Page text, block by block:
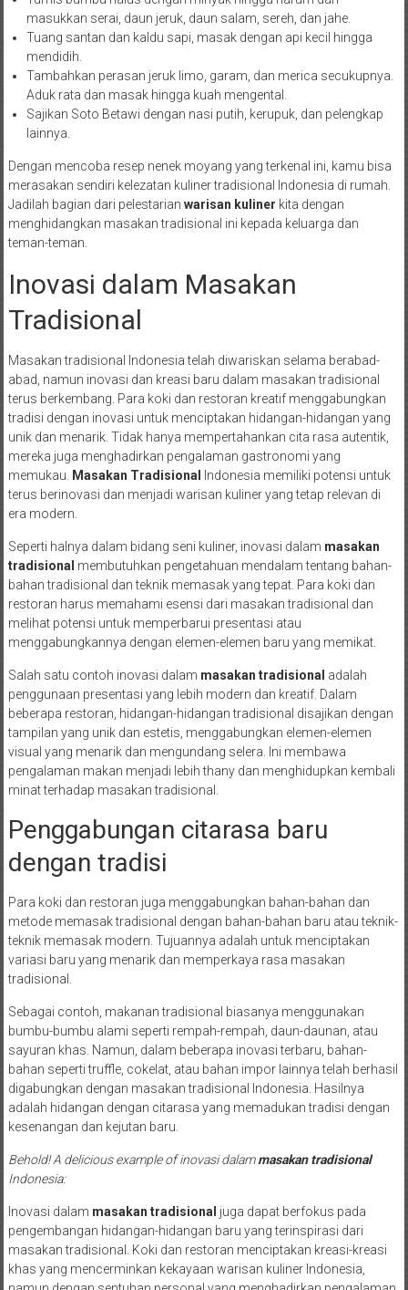
masukkan serai, daun jeruk, daun salam, sereh, dan jahe.
Tuang santan dan kaldu sapi, masak dengan api kecil hingga
mendidih.
Tambahkan perasan jeruk limo, garam, dan merica secukupnya.
Aduk rata dan masak hingga kuah mengental.
Sajikan Soto Betawi dengan nasi putih, kerupuk, dan pelengkap
lainnya.
Dengan mencoba resep nenek moyang yang terkenal ini, kamu bisa
merasakan sendiri kelezatan kuliner tradisional Indonesia di rumah.
Jadilah bagian dari pelestarian warisan kuliner kita dengan
menghidangkan masakan tradisional ini kepada keluarga dan
teman-teman.
Inovasi dalam Masakan
Tradisional
Masakan tradisional Indonesia telah diwariskan selama berabad-
abad, namun inovasi dan kreasi baru dalam masakan tradisional
terus berkembang. Para koki dan restoran kreatif menggabungkan
tradisi dengan inovasi untuk menciptakan hidangan-hidangan yang
unik dan menarik. Tidak hanya mempertahankan cita rasa autentik,
mereka juga menghadirkan pengalaman gastronomi yang
memukau.
Masakan Tradisional
Indonesia memiliki potensi untuk
terus berinovasi dan menjadi warisan kuliner yang tetap relevan di
era modern.
Seperti halnya dalam bidang seni kuliner, inovasi dalam masakan
tradisional membutuhkan pengetahuan mendalam tentang bahan-
bahan tradisional dan teknik memasak yang tepat. Para koki dan
restoran harus memahami esensi dari masakan tradisional dan
melihat potensi untuk memperbarui presentasi atau
menggabungkannya dengan elemen-elemen baru yang memikat.
Salah satu contoh inovasi dalam masakan tradisional adalah
penggunaan presentasi yang lebih modern dan kreatif. Dalam
beberapa restoran, hidangan-hidangan tradisional disajikan dengan
tampilan yang unik dan estetis, menggabungkan elemen-elemen
visual yang menarik dan mengundang selera. Ini membawa
pengalaman makan menjadi lebih thany dan menghidupkan kembali
minat terhadap masakan tradisional.
Penggabungan citarasa baru
dengan tradisi
Para koki dan restoran juga menggabungkan bahan-bahan dan
metode memasak tradisional dengan bahan-bahan baru atau teknik-
teknik memasak modern. Tujuannya adalah untuk menciptakan
variasi baru yang menarik dan memperkaya rasa masakan
tradisional.
Sebagai contoh, makanan tradisional biasanya menggunakan
bumbu-bumbu alami seperti rempah-rempah, daun-daunan, atau
sayuran khas. Namun, dalam beberapa inovasi terbaru, bahan-
bahan seperti truffle, cokelat, atau bahan impor lainnya telah berhasil
digabungkan dengan masakan tradisional Indonesia. Hasilnya
adalah hidangan dengan citarasa yang memadukan tradisi dengan
kesenangan dan kejutan baru.
Behold! A delicious example of inovasi dalammasakan tradisional
Indonesia:
Inovasi dalam masakan tradisional juga dapat berfokus pada
pengembangan hidangan-hidangan baru yang terinspirasi dari
masakan tradisional. Koki dan restoran menciptakan kreasi-kreasi
khas yang mencerminkan kekayaan warisan kuliner Indonesia,